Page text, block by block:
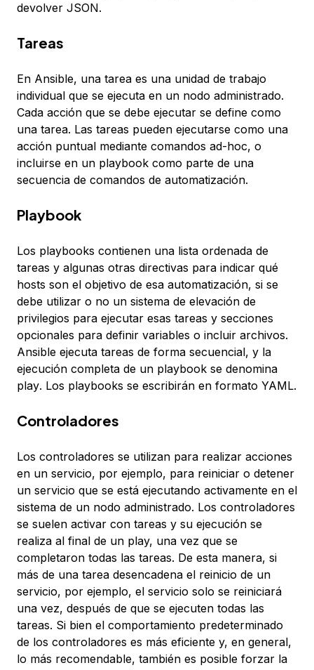
devolver JSON.
Tareas
En Ansible, una tarea es una unidad de trabajo
individual que se ejecuta en un nodo administrado.
Cada acción que se debe ejecutar se define como
una tarea. Las tareas pueden ejecutarse como una
acción puntual mediante comandos ad-hoc, o
incluirse en un playbook como parte de una
secuencia de comandos de automatización.
Playbook
Los playbooks contienen una lista ordenada de
tareas y algunas otras directivas para indicar qué
hosts son el objetivo de esa automatización, si se
debe utilizar o no un sistema de elevación de
privilegios para ejecutar esas tareas y secciones
opcionales para definir variables o incluir archivos.
Ansible ejecuta tareas de forma secuencial, y la
ejecución completa de un playbook se denomina
play. Los playbooks se escribirán en formato YAML.
Controladores
Los controladores se utilizan para realizar acciones
en un servicio, por ejemplo, para reiniciar o detener
un servicio que se está ejecutando activamente en el
sistema de un nodo administrado. Los controladores
se suelen activar con tareas y su ejecución se
realiza al final de un play, una vez que se
completaron todas las tareas. De esta manera, si
más de una tarea desencadena el reinicio de un
servicio, por ejemplo, el servicio solo se reiniciará
una vez, después de que se ejecuten todas las
tareas. Si bien el comportamiento predeterminado
de los controladores es más eficiente y, en general,
lo más recomendable, también es posible forzar la